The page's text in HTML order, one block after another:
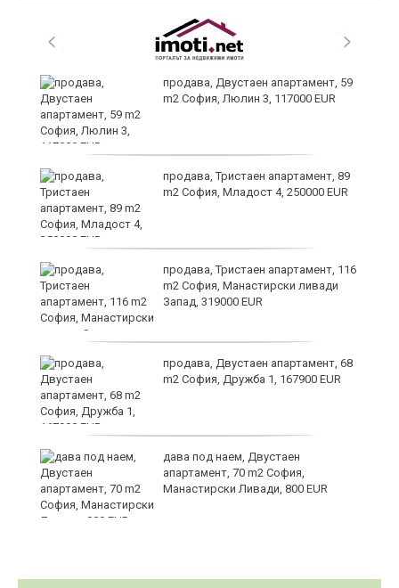
продава, Двустаен апартамент, 59
m2 София, Люлин 3, 117000 EUR
продава, Тристаен апартамент, 89
m2 София, Младост 4, 250000 EUR
продава, Тристаен апартамент, 116
m2 София, Манастирски ливади
Запад, 319000 EUR
продава, Двустаен апартамент, 68
m2 София, Дружба 1, 167900 EUR
дава под наем, Двустаен
апартамент, 70 m2 София,
Манастирски Ливади, 800 EUR